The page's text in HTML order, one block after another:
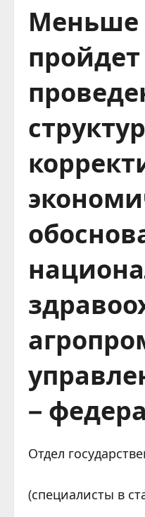
Меньше
–
Отдел
(специалисты в